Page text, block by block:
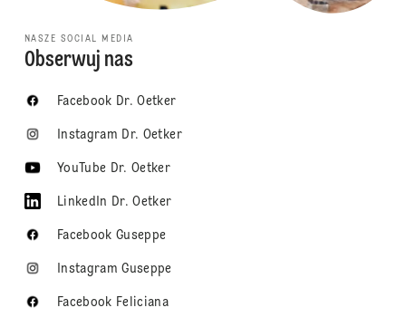
NASZE SOCIAL MEDIA
Obserwuj nas
Facebook Dr. Oetker
Instagram Dr. Oetker
YouTube Dr. Oetker
LinkedIn Dr. Oetker
Facebook Guseppe
Instagram Guseppe
Facebook Feliciana